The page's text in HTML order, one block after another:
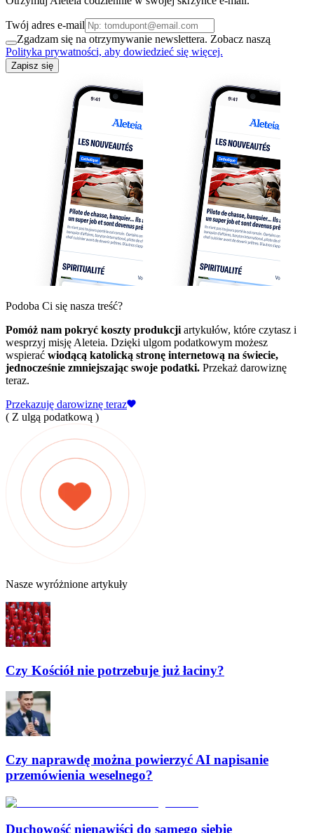
Twój adres e-mail
Zgadzam się na otrzymywanie newslettera. Zobacz naszą
Polityka prywatności, aby dowiedzieć się więcej.
Zapisz się
Podoba Ci się nasza treść?
Pomóż nam pokryć koszty produkcji artykułów, które czytasz i
wesprzyj misję Aleteia. Dzięki ulgom podatkowym możesz
wspierać wiodącą katolicką stronę internetową na świecie,
jednocześnie zmniejszając swoje podatki. Przekaż darowiznę
teraz.
Przekazuję darowiznę teraz
( Z ulgą podatkową )
Nasze wyróżnione artykuły
Czy Kościół nie potrzebuje już łaciny?
Czy naprawdę można powierzyć AI napisanie
przemówienia weselnego?
Duchowość nienawiści do samego siebie